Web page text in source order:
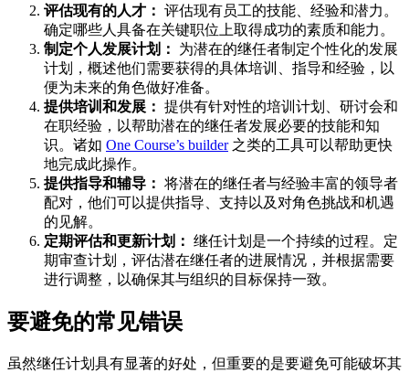
评估现有的人才： 评估现有员工的技能、经验和潜力。
确定哪些人具备在关键职位上取得成功的素质和能力。
制定个人发展计划：
为潜在的继任者制定个性化的发展
计划，概述他们需要获得的具体培训、指导和经验，以
便为未来的角色做好准备。
提供培训和发展： 提供有针对性的培训计划、研讨会和
在职经验，以帮助潜在的继任者发展必要的技能和知
识。诸如 One Course’s builder之类的工具可以帮助更快
地完成此操作。
提供指导和辅导： 将潜在的继任者与经验丰富的领导者
配对，他们可以提供指导、支持以及对角色挑战和机遇
的见解。
定期评估和更新计划： 继任计划是一个持续的过程。定
期审查计划，评估潜在继任者的进展情况，并根据需要
进行调整，以确保其与组织的目标保持一致。
要避免的常见错误
虽然继任计划具有显著的好处，但重要的是要避免可能破坏其